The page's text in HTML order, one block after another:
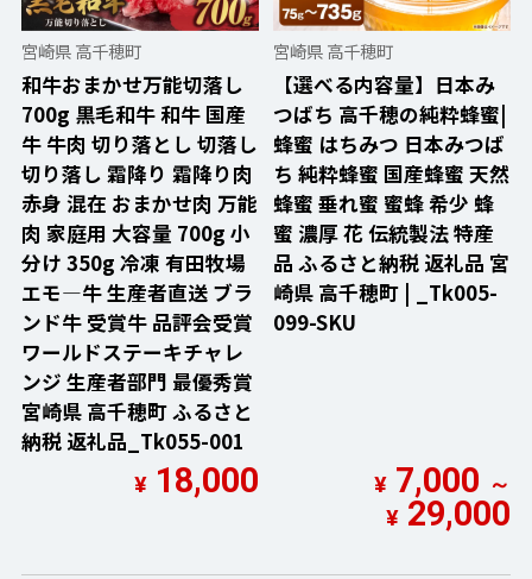
宮崎県 高千穂町
和牛おまかせ万能切落し
700g 黒毛和牛 和牛 国産
牛 牛肉 切り落とし 切落し
切り落し 霜降り 霜降り肉
赤身 混在 おまかせ肉 万能
肉 家庭用 大容量 700g 小
分け 350g 冷凍 有田牧場
エモ―牛 生産者直送 ブラ
ンド牛 受賞牛 品評会受賞
ワールドステーキチャレ
ンジ 生産者部門 最優秀賞
宮崎県 高千穂町 ふるさと
納税 返礼品_Tk055-001
¥18,000
宮崎県 高千穂町
【選べる内容量】日本み
つばち 高千穂の純粋蜂蜜|
蜂蜜 はちみつ 日本みつば
ち 純粋蜂蜜 国産蜂蜜 天然
蜂蜜 垂れ蜜 蜜蜂 希少 蜂
蜜 濃厚 花 伝統製法 特産
品 ふるさと納税 返礼品 宮
崎県 高千穂町 | _Tk005-
099-SKU
¥7,000 ～
¥29,000